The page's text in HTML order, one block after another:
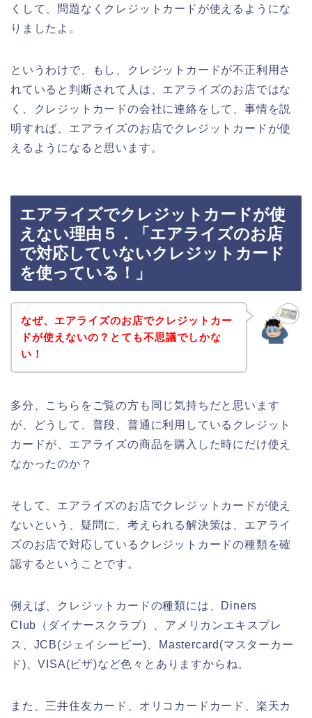
くして、問題なくクレジットカードが使えるようにな
りましたよ。
というわけで、もし、クレジットカードが不正利用さ
れていると判断されて人は、エアライズのお店ではな
く、クレジットカードの会社に連絡をして、事情を説
明すれば、エアライズのお店でクレジットカードが使
えるようになると思います。
エアライズでクレジットカードが使
えない理由５．「エアライズのお店
で対応していないクレジットカード
を使っている！」
なぜ、エアライズのお店でクレジットカー
ドが使えないの？とても不思議でしかな
い！
多分、こちらをご覧の方も同じ気持ちだと思います
が、どうして、普段、普通に利用しているクレジット
カードが、エアライズの商品を購入した時にだけ使え
なかったのか？
そして、エアライズのお店でクレジットカードが使え
ないという、疑問に、考えられる解決策は、エアライ
ズのお店で対応しているクレジットカードの種類を確
認するということです。
例えば、クレジットカードの種類には、Diners
Club（ダイナースクラブ）、アメリカンエキスプレ
ス、JCB(ジェイシービー)、Mastercard(マスターカー
ド)、VISA(ビザ)など色々とありますからね。
また、三井住友カード、オリコカードカード、楽天カ